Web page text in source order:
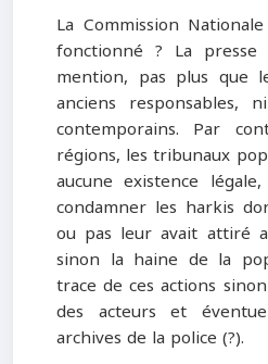
La Commission
fonctionné ? La presse
mention, pas plus que
anciens responsables,
contemporains. Par
régions, les tribunaux
aucune existence
condamner les harkis
ou pas leur avait attiré
sinon la haine de la
trace de ces actions
des acteurs et
archives de la police (?).